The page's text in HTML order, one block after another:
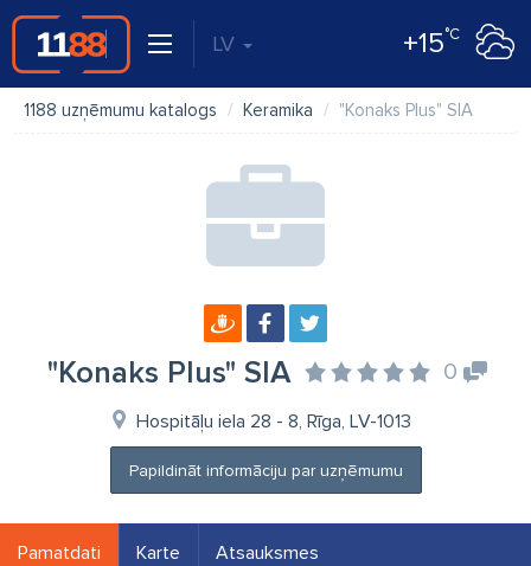
LV +15°C
1188 uzņēmumu katalogs Keramika "Konaks Plus" SIA
"Konaks Plus" SIA 0
Hospitāļu iela 28 - 8, Rīga, LV-1013
Papildināt informāciju par uzņēmumu
Pamatdati Karte Atsauksmes